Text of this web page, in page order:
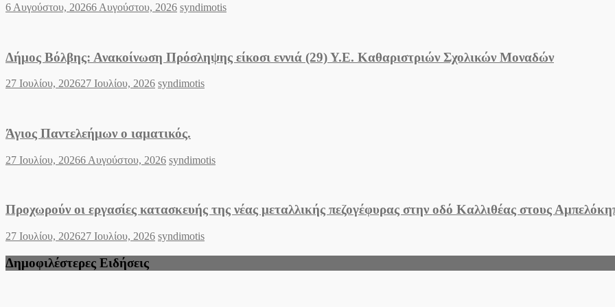
Posted
6 Αυγούστου, 20266 Αυγούστου, 2026 Author
syndimotis
Δήμος Βόλβης: Ανακοίνωση Πρόσληψης είκοσι εννιά (29) Υ.Ε. Καθαριστριών Σχολικών Μοναδών
Posted
27 Ιουλίου, 202627 Ιουλίου, 2026 Author
syndimotis
Άγιος Παντελεήμων o ιαματικός.
Posted
27 Ιουλίου, 20266 Αυγούστου, 2026 Author
syndimotis
Προχωρούν οι εργασίες κατασκευής της νέας μεταλλικής πεζογέφυρας στην οδό Καλλιθέας στους
Posted
27 Ιουλίου, 202627 Ιουλίου, 2026 Author
syndimotis
Δημοφιλέστερες Ειδήσεις